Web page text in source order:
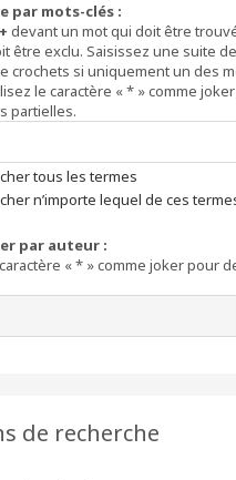
par mots-clés :
+ devant un mot qui doit être
être exclu. Saisissez une suite
crochets si uniquement un des
le caractère « * » comme
partielles.
tous les termes
n’importe lequel de ces
par auteur :
« * » comme joker pour
de recherche